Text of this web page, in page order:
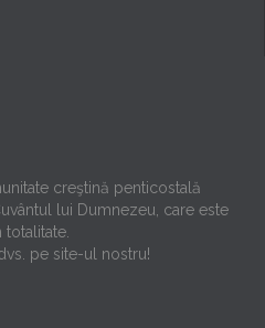
creştină penticostală
lui Dumnezeu, care este
totalitate.
pe site-ul nostru!